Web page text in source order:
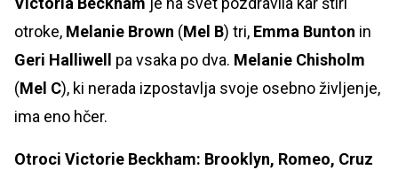
otroke, Melanie Brown (Mel B) tri, Emma Bunton in
Geri Halliwell
pa vsaka po dva. Melanie Chisholm
(Mel C), ki nerada izpostavlja svoje osebno življenje,
ima eno hčer.
Otroci Victorie Beckham: Brooklyn, Romeo, Cruz